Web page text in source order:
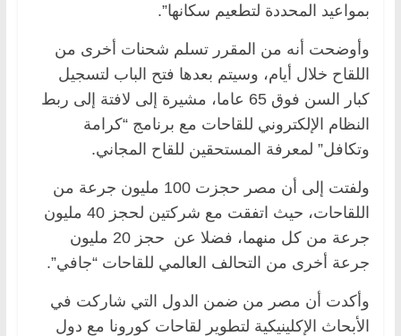
بمواعيد المحددة لتطعيم سكانها”.
وأوضحت أنه من المقرر تسلم شحنات أخرى من
اللقاح خلال أيام، وسيتم بعدها فتح الباب لتسجيل
كبار السن فوق 65 عاما، مشيرة إلى لافتة إلى ربط
النظام الإلكتروني للقاحات مع برنامج “كرامة
وتكافل” لمعرفة المستحقين للقاح المجاني.
ولفتت إلى أن مصر حجزت 100 مليون جرعة من
اللقاحات، حيث اتفقت مع شركتين لحجز 40 مليون
جرعة من كل منهما، فضلا عن حجز 20 مليون
جرعة أخرى من التحالف العالمي للقاحات “جافي”.
وأكدت أن مصر من ضمن الدول التي شاركت في
الأبحاث الإكلينيكية لتطوير لقاحات كورونا مع دول